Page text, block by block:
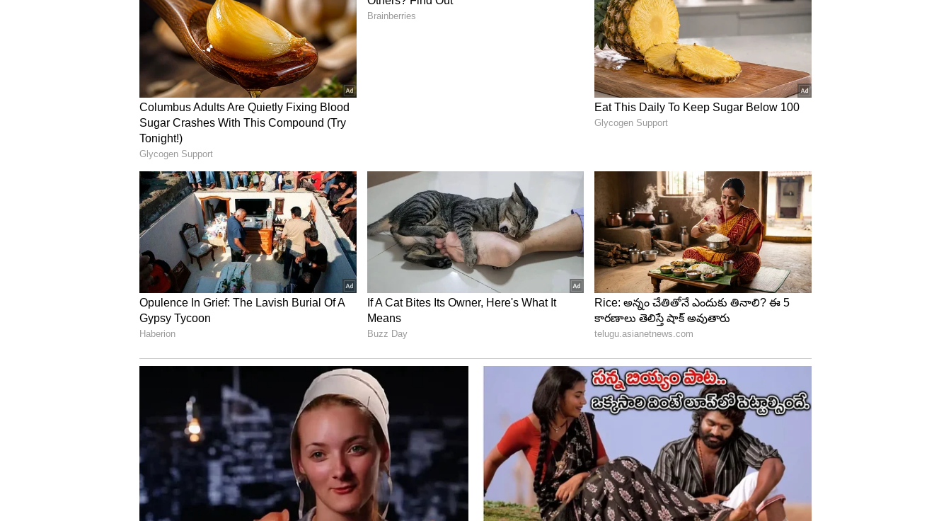
4
Image Credit :Chat Gpt
మర్చిపోయి కూడా ఫ్రిడ్జ్ మీద వీటిని పెట్టొద్దు
మందులు (Medicines): ఫ్రిడ్జ్ పైన మందులు అస్సలు పెట్టకూడదు. వాస్తు ప్రకారం, ఇది ఇంట్లో
అనారోగ్యాలను పెంచుతుంది. మీ సంపాదనలో ఎక్కువ భాగం హాస్పిటల్ ఖర్చులకే పోతుంది.